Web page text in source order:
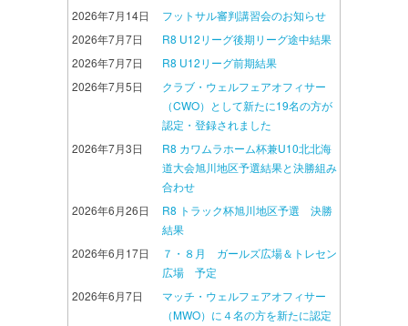
2026年7月14日
フットサル審判講習会のお知らせ
2026年7月7日
R8 U12リーグ後期リーグ途中結果
2026年7月7日
R8 U12リーグ前期結果
2026年7月5日
クラブ・ウェルフェアオフィサー
（CWO）として新たに19名の方が
認定・登録されました
2026年7月3日
R8 カワムラホーム杯兼U10北北海
道大会旭川地区予選結果と決勝組み
合わせ
2026年6月26日
R8 トラック杯旭川地区予選 決勝
結果
2026年6月17日
７・８月 ガールズ広場＆トレセン
広場 予定
2026年6月7日
マッチ・ウェルフェアオフィサー
（MWO）に４名の方を新たに認定